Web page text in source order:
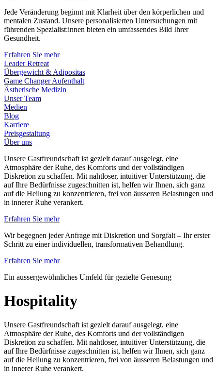
Jede Veränderung beginnt mit Klarheit über den körperlichen und
mentalen Zustand. Unsere personalisierten Untersuchungen mit
führenden Spezialist:innen bieten ein umfassendes Bild Ihrer
Gesundheit.
Erfahren Sie mehr
Leader Retreat
Übergewicht & Adipositas
Game Changer Aufenthalt
Ästhetische Medizin
Unser Team
Medien
Blog
Karriere
Preisgestaltung
Über uns
Unsere Gastfreundschaft ist gezielt darauf ausgelegt, eine
Atmosphäre der Ruhe, des Komforts und der vollständigen
Diskretion zu schaffen. Mit nahtloser, intuitiver Unterstützung, die
auf Ihre Bedürfnisse zugeschnitten ist, helfen wir Ihnen, sich ganz
auf die Heilung zu konzentrieren, frei von äusseren Belastungen und
in innerer Ruhe verankert.
Erfahren Sie mehr
Wir begegnen jeder Anfrage mit Diskretion und Sorgfalt – Ihr erster
Schritt zu einer individuellen, transformativen Behandlung.
Erfahren Sie mehr
Ein aussergewöhnliches Umfeld für gezielte Genesung
Hospitality
Unsere Gastfreundschaft ist gezielt darauf ausgelegt, eine
Atmosphäre der Ruhe, des Komforts und der vollständigen
Diskretion zu schaffen. Mit nahtloser, intuitiver Unterstützung, die
auf Ihre Bedürfnisse zugeschnitten ist, helfen wir Ihnen, sich ganz
auf die Heilung zu konzentrieren, frei von äusseren Belastungen und
in innerer Ruhe verankert.